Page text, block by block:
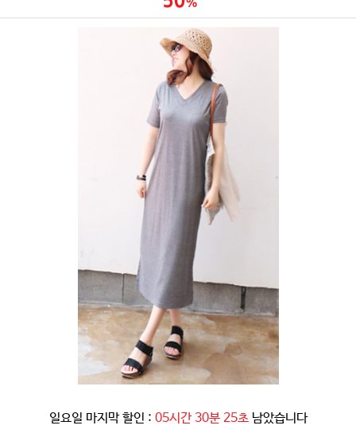
일요일 마지막 할인 : 05시간 30분 23초 남았습니다